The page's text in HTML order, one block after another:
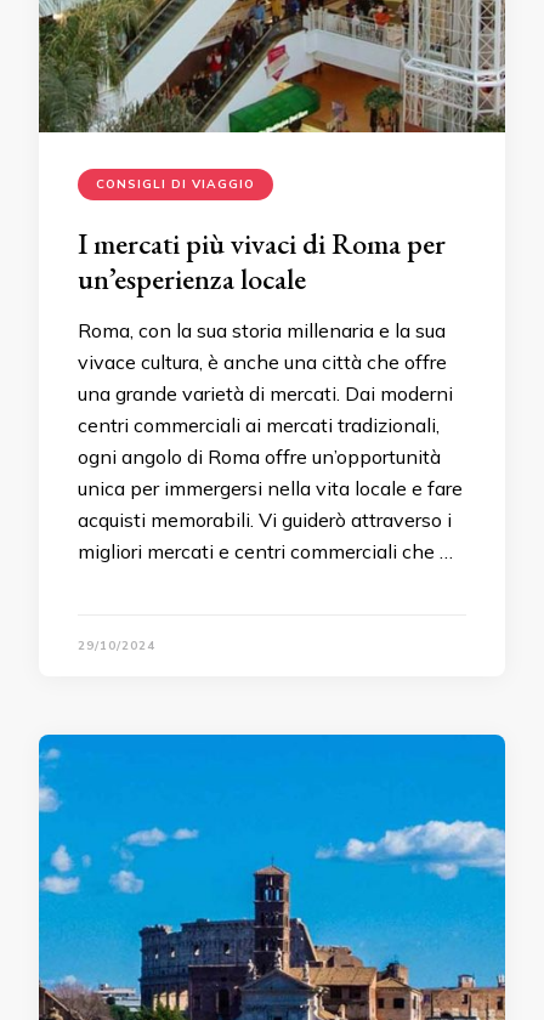
CONSIGLI DI VIAGGIO
I mercati più vivaci di Roma per
un’esperienza locale
Roma, con la sua storia millenaria e la sua
vivace cultura, è anche una città che offre
una grande varietà di mercati. Dai moderni
centri commerciali ai mercati tradizionali,
ogni angolo di Roma offre un’opportunità
unica per immergersi nella vita locale e fare
acquisti memorabili. Vi guiderò attraverso i
migliori mercati e centri commerciali che …
29/10/2024